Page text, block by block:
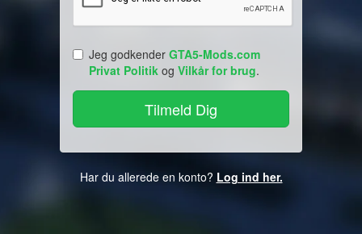
Jeg godkender GTA5-Mods.com
Privat Politik og Vilkår for brug.
Har du allerede en konto? Log ind her.